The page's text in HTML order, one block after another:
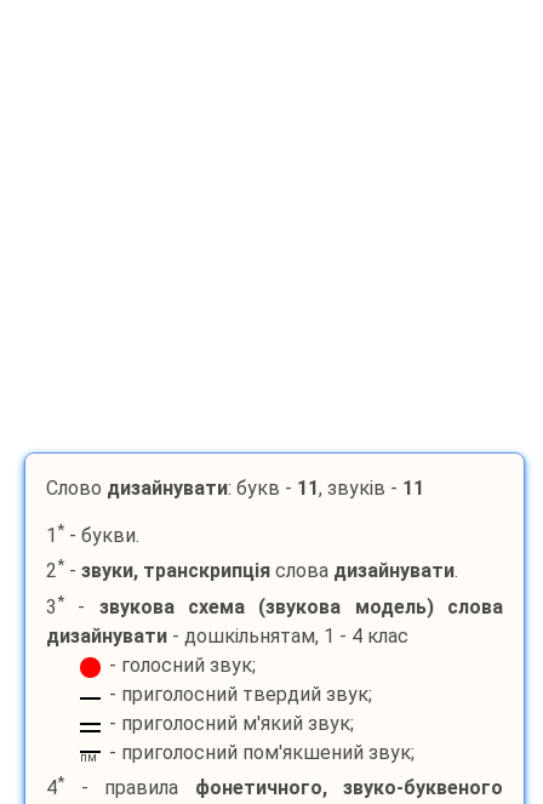
Слово дизайнувати: букв - 11, звуків - 11
1 * - букви.
2* - звуки, транскрипція слова дизайнувати.
3* - звукова схема (звукова модель) слова
дизайнувати - дошкільнятам, 1 - 4 клас
- голосний звук;
- приголосний твердий звук;
- приголосний м'який звук;
пм
- приголосний пом'якшений звук;
4* - правила фонетичного, звуко-буквеного